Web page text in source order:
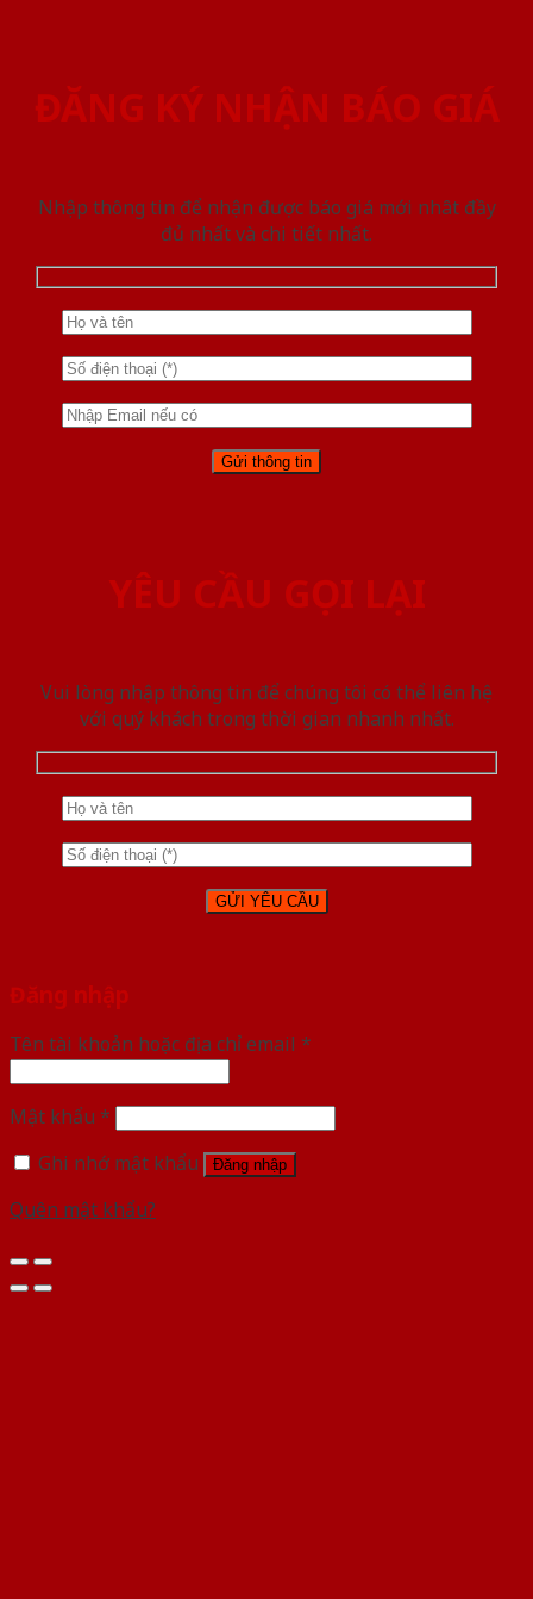
ĐĂNG KÝ NHẬN BÁO GIÁ
Nhập thông tin để nhận được báo giá mới nhât đầy
đủ nhất và chi tiết nhất.
YÊU CẦU GỌI LẠI
Vui lòng nhập thông tin để chúng tôi có thể liên hệ
với quý khách trong thời gian nhanh nhất.
Đăng nhập
Tên tài khoản hoặc địa chỉ email *
Mật khẩu *
Ghi nhớ mật khẩu
Đăng nhập
Quên mật khẩu?